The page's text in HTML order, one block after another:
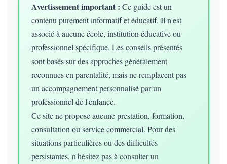
Avertissement important : Ce guide est un
contenu purement informatif et éducatif. Il n'est
associé à aucune école, institution éducative ou
professionnel spécifique. Les conseils présentés
sont basés sur des approches généralement
reconnues en parentalité, mais ne remplacent pas
un accompagnement personnalisé par un
professionnel de l'enfance.
Ce site ne propose aucune prestation, formation,
consultation ou service commercial. Pour des
situations particulières ou des difficultés
persistantes, n'hésitez pas à consulter un